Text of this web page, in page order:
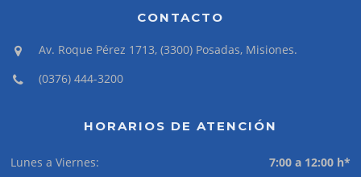
CONTACTO
Av. Roque Pérez 1713, (3300) Posadas, Misiones.
(0376) 444-3200
HORARIOS DE ATENCIÓN
Lunes a Viernes: 7:00 a 12:00 h*